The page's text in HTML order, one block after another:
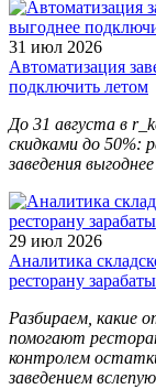
31 июл 2026
Автоматизация
подключить летом
До 31 августа в
скидками до 50%:
заведения
29 июл 2026
Аналитика
ресторану
Разбираем, какие
помогают
контролем
заведением вслепую